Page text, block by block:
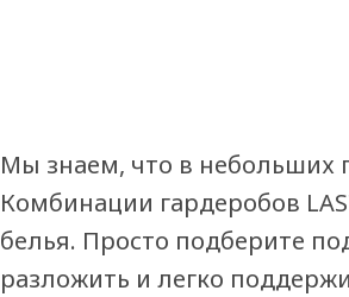
Мы знаем, что в небольших
Комбинации гардеробов
белья. Просто подберите
разложить и легко